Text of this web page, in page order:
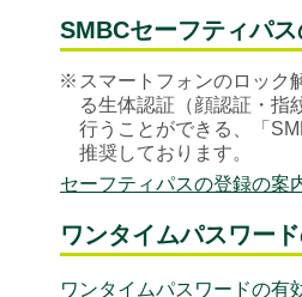
SMBCセーフティパ
※ スマートフォンのロック
る生体認証（顔認証・指
行うことができる、「
推奨しております。
セーフティパスの登録の案
ワンタイムパスワー
ワンタイムパスワードの有